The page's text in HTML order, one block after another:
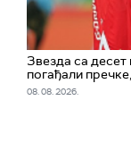
Звезда са
погађали
08. 08. 2026.